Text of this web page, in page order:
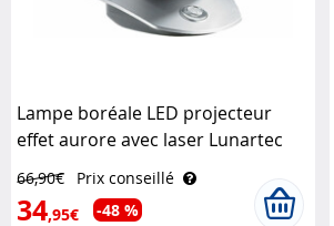
Lampe boréale LED projecteur
effet aurore avec laser Lunartec
66,90€ Prix conseillé
34,95€ -48 %